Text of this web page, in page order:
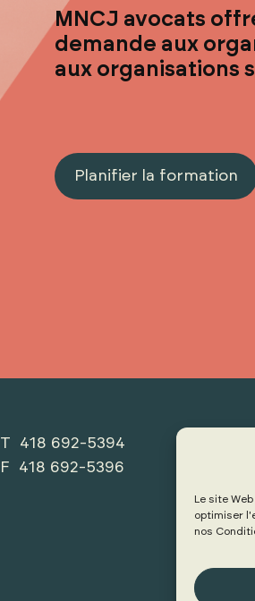
Le site
optimiser
nos
MNCJ avocats
demande aux
aux organisations
Planifier la formation
T 418 692-5394
F 418 692-5396